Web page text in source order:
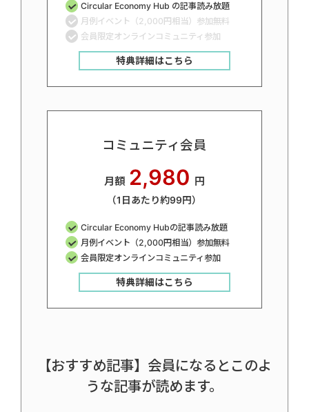
Circular Economy Hub の記事読み放題
月例イベント（2,000円相当）参加無料
会員限定オンラインコミュニティ参加
特典詳細はこちら
コミュニティ会員
月額 2,980 円
（1日あたり約99円）
Circular Economy Hubの記事読み放題
月例イベント（2,000円相当）参加無料
会員限定オンラインコミュニティ参加
特典詳細はこちら
【おすすめ記事】会員になるとこのよ
うな記事が読めます。